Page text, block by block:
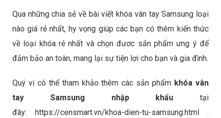
Qua những chia sẻ về bài viết khóa vân tay Samsung loại
nào giá rẻ nhất, hy vọng giúp các bạn có thêm kiến thức
về loại khóa rẻ nhất và chọn đươc sản phẩm ưng ý để
đảm bảo an toàn, mang lại sự tiện lợi cho bạn và gia đình.
Quý vị có thể tham khảo thêm các sản phẩm khóa vân
tay Samsung nhập khẩu tại
đây:
https://censmart.vn/khoa-dien-tu-samsung.html
.